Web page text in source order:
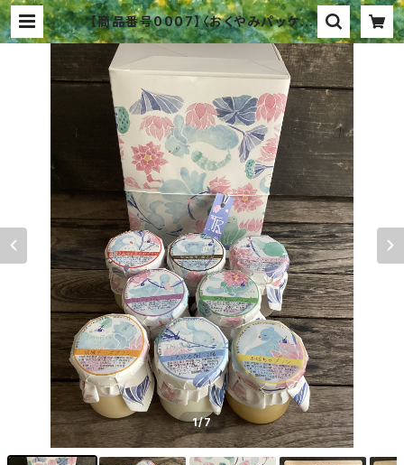
【商品番号0007】〈おくやみパッケー
ジ8〉プリン８個詰合せ 香典返し
喪中御見舞 弔事用ギフト | ティンラ
1/7